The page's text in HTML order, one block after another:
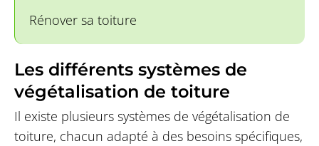
Rénover sa toiture
Les différents systèmes de
végétalisation de toiture
Il existe plusieurs systèmes de végétalisation de
toiture, chacun adapté à des besoins spécifiques,